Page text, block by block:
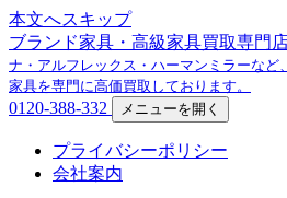
本文へスキップ
ブランド家具・高級家具買取専門
ナ・アルフレックス・ハーマンミラーなど
家具を専門に高価買取しております。
0120-388-332 メニューを開く
プライバシーポリシー
会社案内